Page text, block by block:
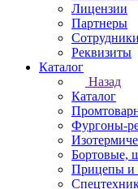
Лицензии
Партнеры
Сотрудники
Реквизиты
Каталог
Назад
Каталог
Фургоны-
Бортовые,
Прицепы и